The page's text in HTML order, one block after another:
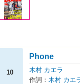
10
Phone
木村 カエラ
作詞： 木村 カエ